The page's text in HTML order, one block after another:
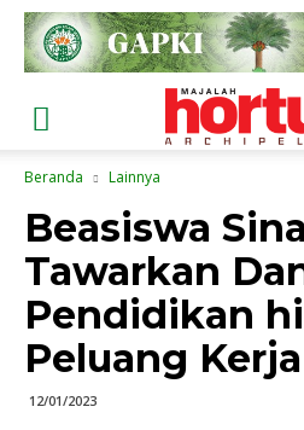
Beranda Lainnya
Beasiswa
Tawarkan
Pendidikan
Peluang Kerja
12/01/2023